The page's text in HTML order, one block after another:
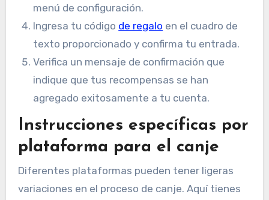
menú de configuración.
Ingresa tu código de regalo en el cuadro de
texto proporcionado y confirma tu entrada.
Verifica un mensaje de confirmación que
indique que tus recompensas se han
agregado exitosamente a tu cuenta.
Instrucciones específicas por
plataforma para el canje
Diferentes plataformas pueden tener ligeras
variaciones en el proceso de canje. Aquí tienes